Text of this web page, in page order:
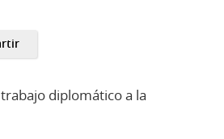
diplomático a la